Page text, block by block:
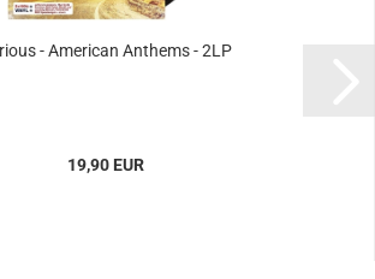
- American Anthems - 2LP
19,90 EUR